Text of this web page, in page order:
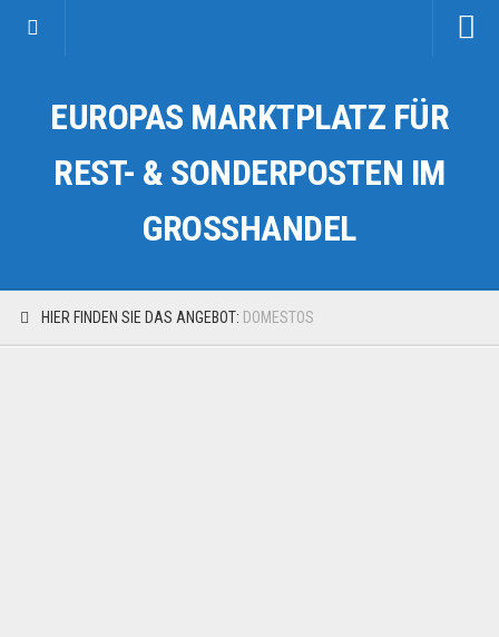
Kategorien
Auto & Motorrad
Fahrzeuge & Transport
EUROPAS MARKTPLATZ FÜR
REST- & SONDERPOSTEN IM
GROSSHANDEL
HIER FINDEN SIE DAS ANGEBOT: DOMESTOS